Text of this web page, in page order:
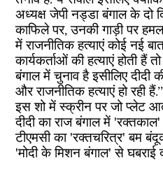
अध्यक्ष जेपी नड्डा बंगाल के दो
काफिले पर, उनकी गाड़ी पर
में राजनीतिक हत्याएं कोई नई
कार्यकर्ताओं की हत्याएं होती
बंगाल में चुनाव है इसीलिए दीदी
और राजनीतिक हत्याएं हो रही हैं.’’
इस शो में स्क्रीन पर जो प्लेट
दीदी का राज बंगाल में 'रक्तकाल'
टीएमसी का 'रक्तचरित्र' बम
'मोदी के मिशन बंगाल' से घबराई